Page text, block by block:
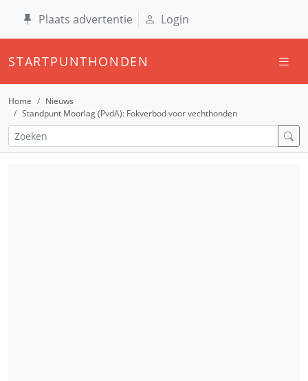
Plaats advertentie Login
STARTPUNTHONDEN
Home
Nieuws
Standpunt Moorlag (PvdA): Fokverbod voor vechthonden